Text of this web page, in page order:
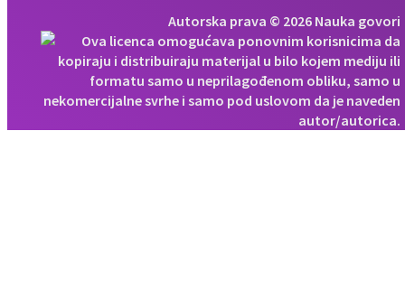
Autorska prava © 2026 Nauka govori